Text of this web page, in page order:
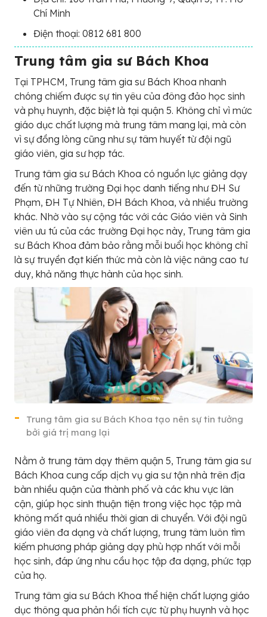
Chí Minh
Điện thoại: 0812 681 800
Trung tâm gia sư Bách Khoa
Tại TPHCM, Trung tâm gia sư Bách Khoa nhanh
chóng chiếm được sự tin yêu của đông đảo học sinh
và phụ huynh, đặc biệt là tại quận 5. Không chỉ vì mức
giáo dục chất lượng mà trung tâm mang lại, mà còn
vì sự đồng lòng cũng như sự tâm huyết từ đội ngũ
giáo viên, gia sư hợp tác.
Trung tâm gia sư Bách Khoa có nguồn lực giảng dạy
đến từ những trường Đại học danh tiếng như ĐH Sư
Phạm, ĐH Tự Nhiên, ĐH Bách Khoa, và nhiều trường
khác. Nhờ vào sự cộng tác với các Giáo viên và Sinh
viên ưu tú của các trường Đại học này, Trung tâm gia
sư Bách Khoa đảm bảo rằng mỗi buổi học không chỉ
là sự truyền đạt kiến thức mà còn là việc nâng cao tư
duy, khả năng thực hành của học sinh.
Trung tâm gia sư Bách Khoa tạo nên sự tin tưởng
bởi giá trị mang lại
Nằm ở trung tâm dạy thêm quận 5, Trung tâm gia sư
Bách Khoa cung cấp dịch vụ gia sư tận nhà trên địa
bàn nhiều quận của thành phố và các khu vực lân
cận, giúp học sinh thuận tiện trong việc học tập mà
không mất quá nhiều thời gian di chuyển. Với đội ngũ
giáo viên đa dạng và chất lượng, trung tâm luôn tìm
kiếm phương pháp giảng dạy phù hợp nhất với mỗi
học sinh, đáp ứng nhu cầu học tập đa dạng, phức tạp
của họ.
Trung tâm gia sư Bách Khoa thể hiện chất lượng giáo
dục thông qua phản hồi tích cực từ phụ huynh và học